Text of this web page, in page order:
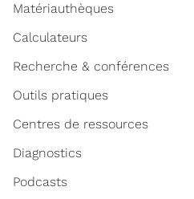
Matériauthèques
Calculateurs
Recherche & conférences
Outils pratiques
Centres de ressources
Diagnostics
Podcasts